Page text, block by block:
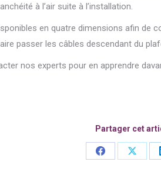
à l’air suite à l’installation.
en quatre dimensions afin de
passer les câbles descendant du
nos experts pour en apprendre
Partager cet
Share Share